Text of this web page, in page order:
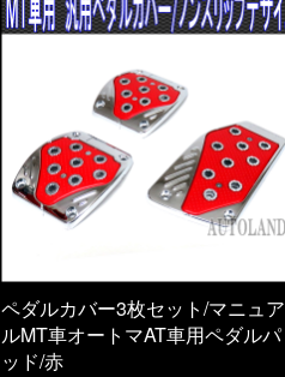
ペダルカバー3枚セット/マニュア
ルMT車オートマAT車用ペダルパ
ッド/赤